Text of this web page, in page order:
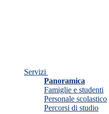
Servizi
Panoramica
Famiglie e studenti
Personale scolastico
Percorsi di studio